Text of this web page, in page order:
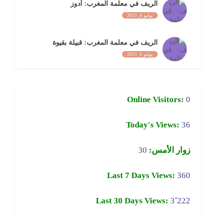
الريف في معلمة المغرب: أدوز
يوليو 8, 2023
الريف في معلمة المغرب: قبيلة بقيوة
يوليو 6, 2023
Online Visitors: 0
Today's Views: 36
زوار الأمس: 30
Last 7 Days Views: 360
Last 30 Days Views: 3٬222